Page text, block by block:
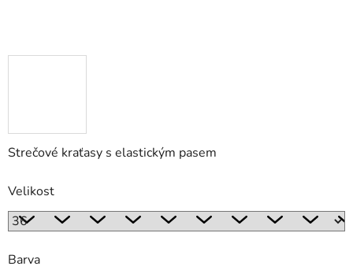
Strečové kraťasy s elastickým pasem
Velikost
Barva